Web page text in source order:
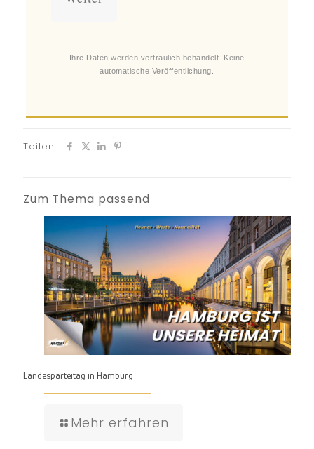
Ihre Daten werden vertraulich behandelt. Keine
automatische Veröffentlichung.
Teilen
Zum Thema passend
Landesparteitag in Hamburg
Mehr erfahren